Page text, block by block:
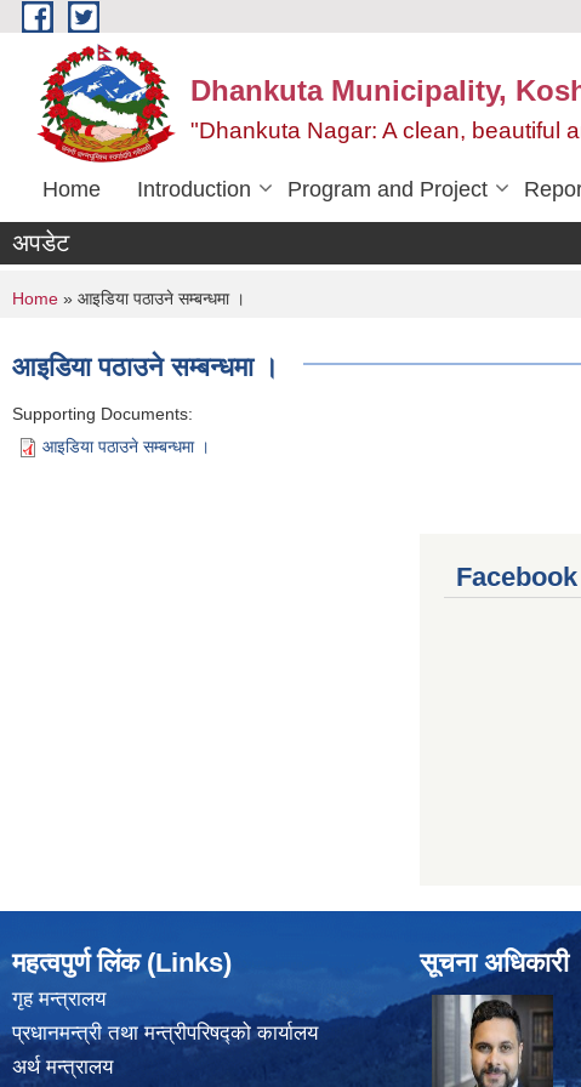
Skip to main content
Dhankuta Municipality,
"Dhankuta Nagar: A clean, beautiful
Home Introduction Program and Project
अपडेट
You are here
Home » आइडिया पठाउने सम्बन्धमा ।
आइडिया पठाउने सम्बन्धमा ।
Supporting Documents:
आइडिया पठाउने सम्बन्धमा ।
महत्वपुर्ण लिंक (Links)
गृह मन्त्रालय
प्रधानमन्त्री तथा मन्त्रीपरिषद्को कार्यालय
अर्थ मन्त्रालय
सूचना अधिकारी